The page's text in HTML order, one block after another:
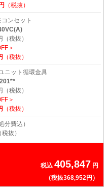
（税抜）
ンセット
税抜）
＞
（税抜）
ニット循環金具
税抜）
＞
（税抜）
分費込）
（税抜）
税込 405,847 円
（税抜368,952円）